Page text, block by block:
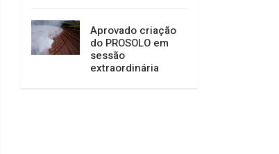
Aprovado criação
do PROSOLO em
sessão
extraordinária